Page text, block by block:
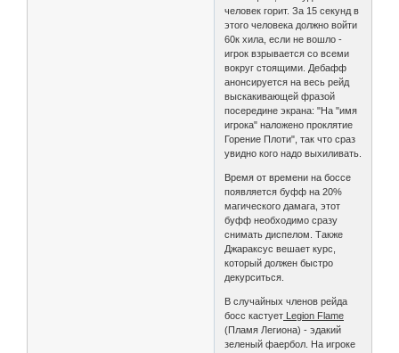
человек горит. За 15 секунд в
этого человека должно войти
60к хила, если не вошло -
игрок взрывается со всеми
вокруг стоящими. Дебафф
анонсируется на весь рейд
выскакивающей фразой
посередине экрана: "На "имя
игрока" наложено проклятие
Горение Плоти", так что сраз
увидно кого надо выхиливать.
Время от времени на боссе
появляется буфф на 20%
магического дамага, этот
буфф необходимо сразу
снимать диспелом. Также
Джараксус вешает курс,
который должен быстро
декурситься.
В случайных членов рейда
босс кастует Legion Flame
(Пламя Легиона) - эдакий
зеленый фаербол. На игроке